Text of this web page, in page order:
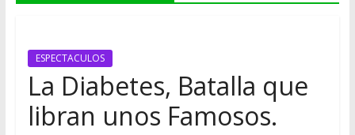
ESPECTACULOS
La Diabetes, Batalla que
libran unos Famosos.